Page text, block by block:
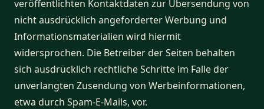
veröffentlichten Kontaktdaten zur Übersendung von
nicht ausdrücklich angeforderter Werbung und
Informationsmaterialien wird hiermit
widersprochen. Die Betreiber der Seiten behalten
sich ausdrücklich rechtliche Schritte im Falle der
unverlangten Zusendung von Werbeinformationen,
etwa durch Spam-E-Mails, vor.